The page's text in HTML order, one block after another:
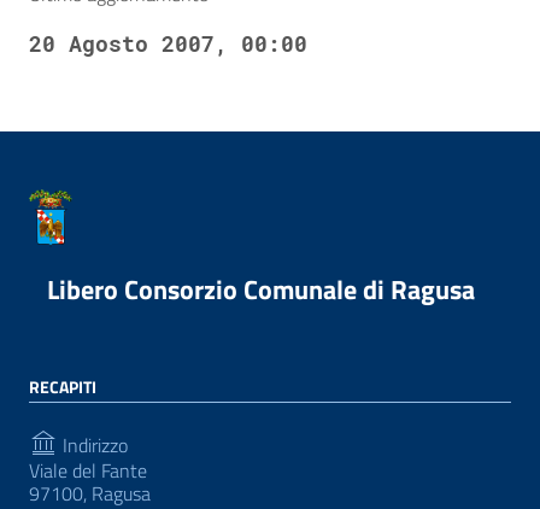
20 Agosto 2007, 00:00
Libero Consorzio Comunale di Ragusa
RECAPITI
Indirizzo
Viale del Fante
97100, Ragusa